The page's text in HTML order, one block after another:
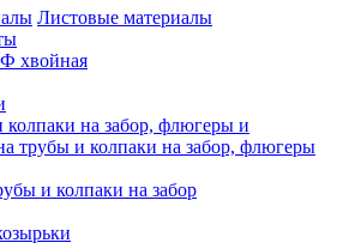
Листовые материалы
хвойная
на забор, флюгеры и
трубы и колпаки на забор, флюгеры
и колпаки на забор